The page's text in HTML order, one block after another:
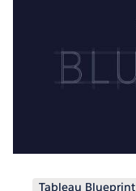
Tableau Blueprint